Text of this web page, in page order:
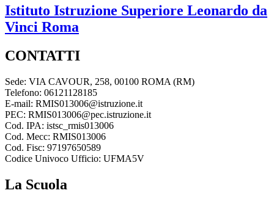
Istituto Istruzione Superiore Leonardo da
Vinci Roma
CONTATTI
Sede: VIA CAVOUR, 258, 00100 ROMA (RM)
Telefono: 06121128185
E-mail: RMIS013006@istruzione.it
PEC: RMIS013006@pec.istruzione.it
Cod. IPA: istsc_rmis013006
Cod. Mecc: RMIS013006
Cod. Fisc: 97197650589
Codice Univoco Ufficio: UFMA5V
La Scuola